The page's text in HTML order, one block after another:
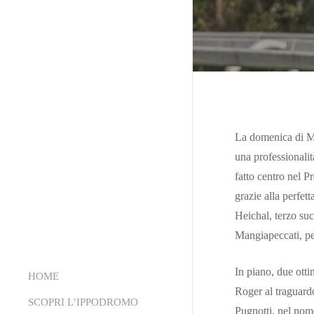
HOME
SCOPRI L’IPPODROMO
La domenica di
una
fatto centro nel
grazie alla
Heichal, terzo
Mangiapeccati,
In piano, due
Roger al
Pugnotti, nel